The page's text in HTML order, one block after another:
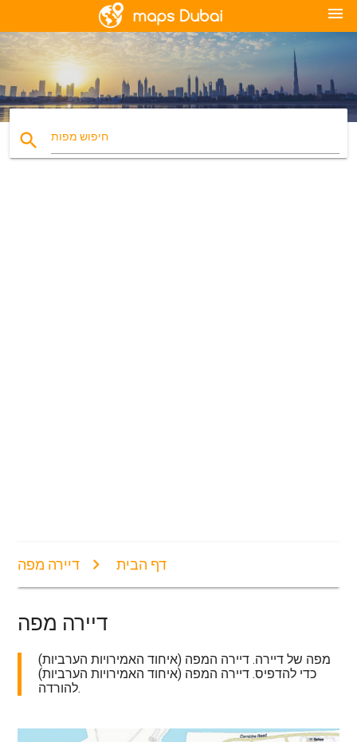
menu
search חיפוש מפות
דף הבית דיירה מפה
דיירה מפה
מפה של דיירה. דיירה המפה (איחוד האמירויות הערביות)
כדי להדפיס. דיירה המפה (איחוד האמירויות הערביות)
להורדה.